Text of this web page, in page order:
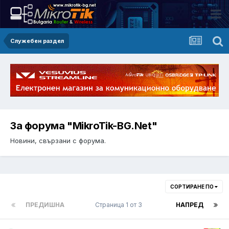
Служебен раздел
За форума "MikroTik-BG.Net"
Новини, свързани с форума.
СОРТИРАНЕ ПО
ПРЕДИШНА НАПРЕД
Страница 1 от 3